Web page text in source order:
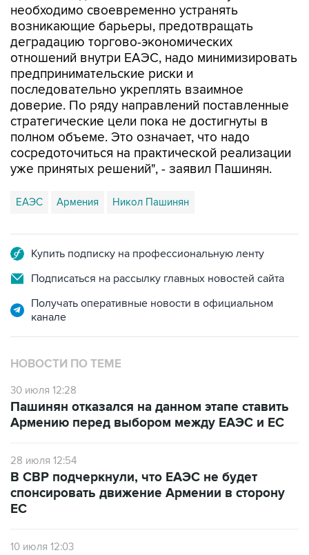
необходимо своевременно устранять
возникающие барьеры, предотвращать
деградацию торгово-экономических
отношений внутри ЕАЭС, надо минимизировать
предпринимательские риски и
последовательно укреплять взаимное
доверие. По ряду направлений поставленные
стратегические цели пока не достигнуты в
полном объеме. Это означает, что надо
сосредоточиться на практической реализации
уже принятых решений", - заявил Пашинян.
ЕАЭС Армения Никол Пашинян
Купить подписку на профессиональную ленту
Подписаться на рассылку главных новостей сайта
Получать оперативные новости в официальном
канале
НОВОСТИ ПО ТЕМЕ
30 июля 12:28
Пашинян отказался на данном этапе ставить
Армению перед выбором между ЕАЭС и ЕС
28 июля 12:54
В СВР подчеркнули, что ЕАЭС не будет
спонсировать движение Армении в сторону
ЕС
10 июля 12:03